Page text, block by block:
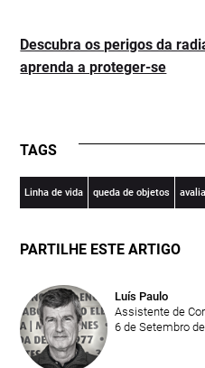
Descubra os perigos da
aprenda a proteger-se
TAGS
Linha de vida queda de objetos
PARTILHE ESTE ARTIGO
Luís Paulo
Assistente de
6 de Setembro